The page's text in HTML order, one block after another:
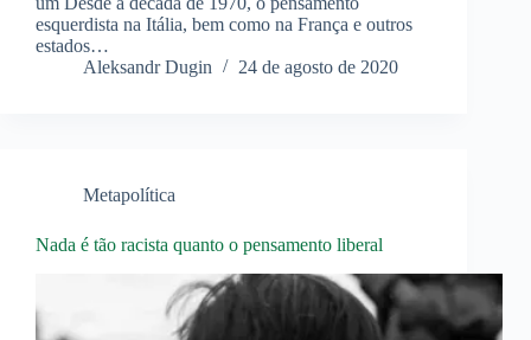
esquerdista na Itália, bem como na França e outros
estados…
Aleksandr Dugin
24 de agosto de 2020
Metapolítica
Nada é tão racista quanto o pensamento liberal